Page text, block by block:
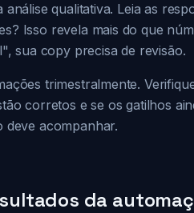
qualitativa. Leia as
Isso revela mais do que
sua copy precisa de revisão.
trimestralmente.
corretos e se os gatilhos
deve acompanhar.
da